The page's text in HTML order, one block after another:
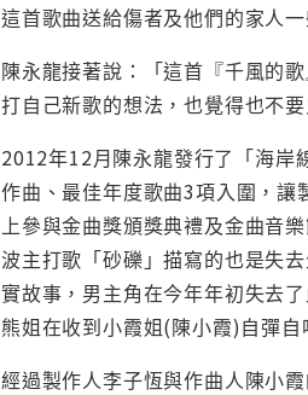
這首歌曲送給傷者及他們的家人
陳永龍接著說：「這首『千風的
打自己新歌的想法，也覺得也不
2012年12月陳永龍發行了「海岸
作曲、最佳年度歌曲3項入圍，
上參與金曲獎頒獎典禮及金曲音
波主打歌「砂礫」描寫的也是失
實故事，男主角在今年年初失去
熊姐在收到小霞姐(陳小霞)自彈
經過製作人李子恆與作曲人陳小